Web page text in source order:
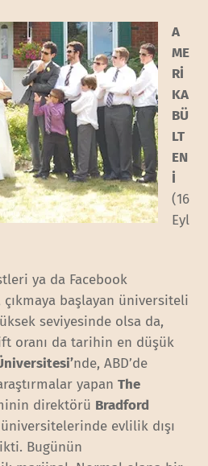
A
ME
Rİ
KA
BÜ
LT
EN
İ
(16
Eyl
ya da Facebook
çıkmaya başlayan üniversiteli
seviyesinde olsa da,
oranı da tarihin en düşük
nde, ABD’de
yapanThe
direktörü Bradford
üniversitelerinde evlilik dışı
Bugünün